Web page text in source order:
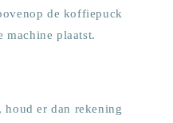
de koffiepuck
plaatst.
houd er dan rekening